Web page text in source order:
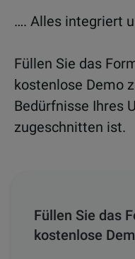
…. Alles integriert
Füllen Sie das
kostenlose Demo
Bedürfnisse Ihres
zugeschnitten ist.
Füllen Sie das
kostenlose